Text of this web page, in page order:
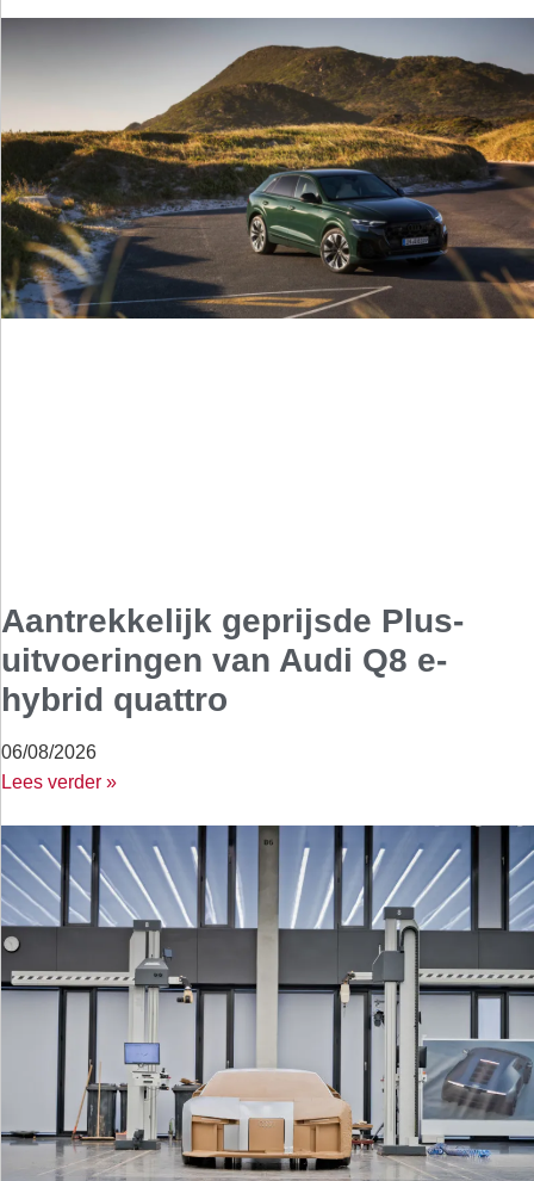
Aantrekkelijk geprijsde Plus-
uitvoeringen van Audi Q8 e-
hybrid quattro
06/08/2026
Lees verder »